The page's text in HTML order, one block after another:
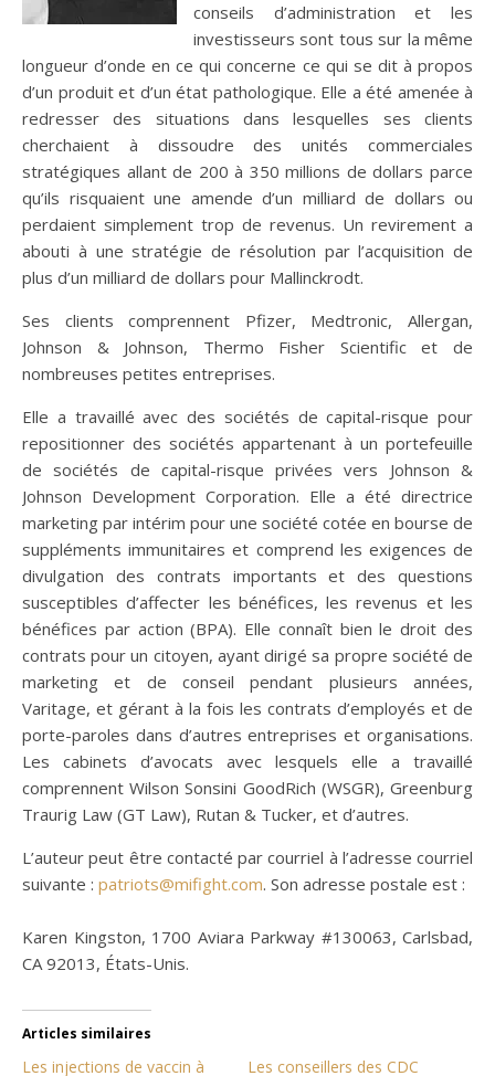
conseils d’administration et les
investisseurs sont tous sur la même
longueur d’onde en ce qui concerne ce qui se dit à propos
d’un produit et d’un état pathologique. Elle a été amenée à
redresser des situations dans lesquelles ses clients
cherchaient à dissoudre des unités commerciales
stratégiques allant de 200 à 350 millions de dollars parce
qu’ils risquaient une amende d’un milliard de dollars ou
perdaient simplement trop de revenus. Un revirement a
abouti à une stratégie de résolution par l’acquisition de
plus d’un milliard de dollars pour Mallinckrodt.
Ses clients comprennent Pfizer, Medtronic, Allergan,
Johnson & Johnson, Thermo Fisher Scientific et de
nombreuses petites entreprises.
Elle a travaillé avec des sociétés de capital-risque pour
repositionner des sociétés appartenant à un portefeuille
de sociétés de capital-risque privées vers Johnson &
Johnson Development Corporation. Elle a été directrice
marketing par intérim pour une société cotée en bourse de
suppléments immunitaires et comprend les exigences de
divulgation des contrats importants et des questions
susceptibles d’affecter les bénéfices, les revenus et les
bénéfices par action (BPA). Elle connaît bien le droit des
contrats pour un citoyen, ayant dirigé sa propre société de
marketing et de conseil pendant plusieurs années,
Varitage, et gérant à la fois les contrats d’employés et de
porte-paroles dans d’autres entreprises et organisations.
Les cabinets d’avocats avec lesquels elle a travaillé
comprennent Wilson Sonsini GoodRich (WSGR), Greenburg
Traurig Law (GT Law), Rutan & Tucker, et d’autres.
L’auteur peut être contacté par courriel à l’adresse courriel
suivante : patriots@mifight.com. Son adresse postale est :
Karen Kingston, 1700 Aviara Parkway #130063, Carlsbad,
CA 92013, États-Unis.
Articles similaires
Les injections de vaccin à Les conseillers des CDC